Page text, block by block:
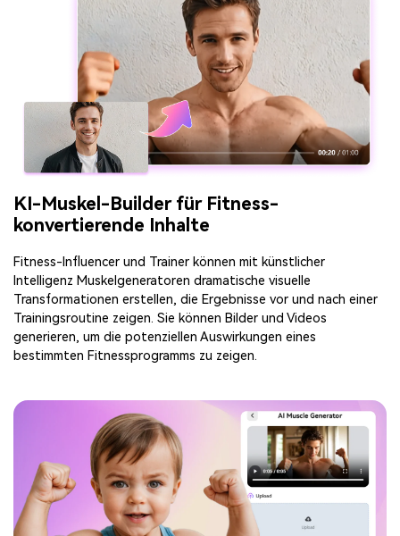
KI-Muskel-Builder für Fitness-
konvertierende Inhalte
Fitness-Influencer und Trainer können mit künstlicher
Intelligenz Muskelgeneratoren dramatische visuelle
Transformationen erstellen, die Ergebnisse vor und nach einer
Trainingsroutine zeigen. Sie können Bilder und Videos
generieren, um die potenziellen Auswirkungen eines
bestimmten Fitnessprogramms zu zeigen.